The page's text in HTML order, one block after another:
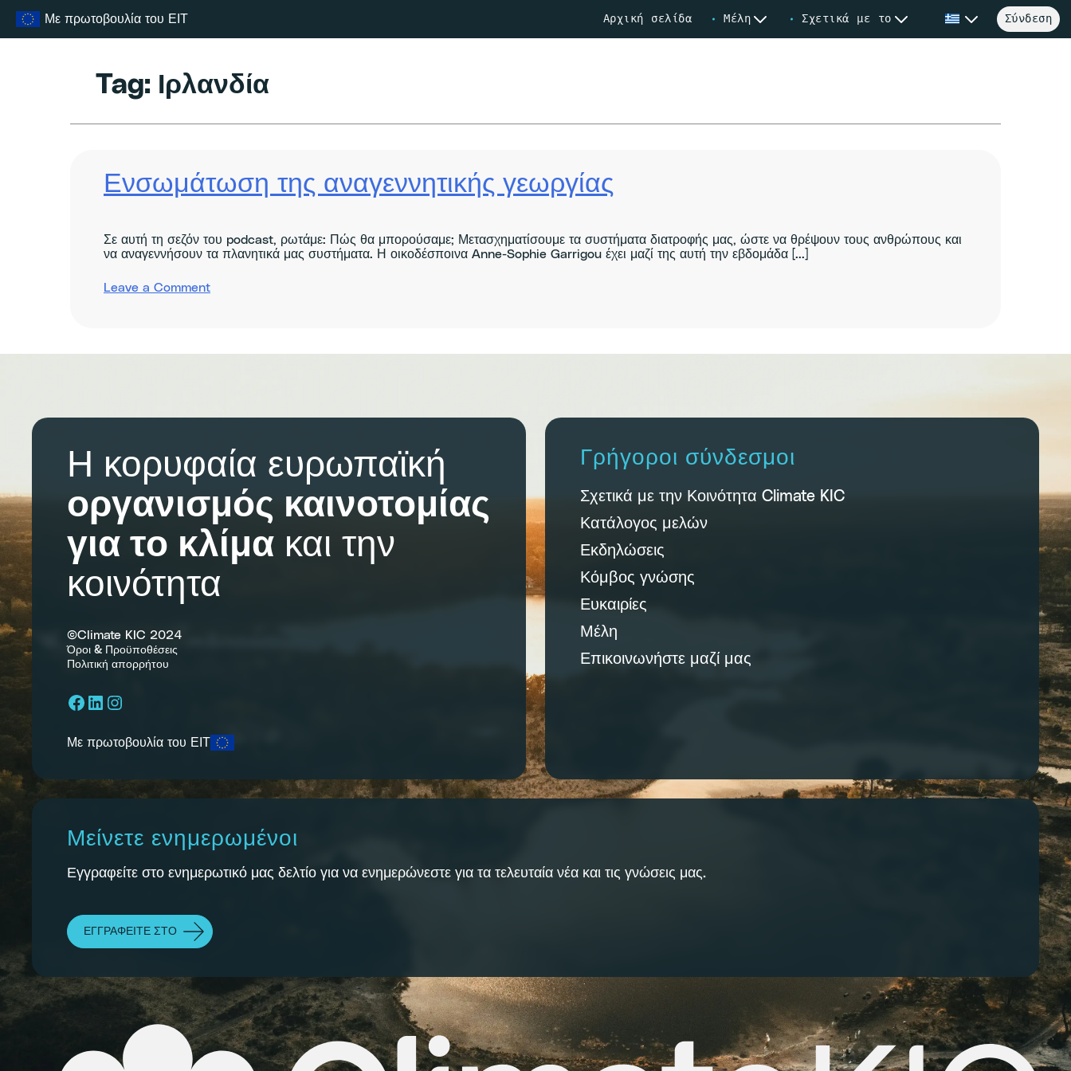
Με πρωτοβουλία του ΕΙΤ Αρχική σελίδα Μέλη Σχετικά με το Σύνδεση
Tag: Ιρλανδία
Ενσωμάτωση της αναγεννητικής γεωργίας
Σε αυτή τη σεζόν του podcast, ρωτάμε: Πώς θα μπορούσαμε; Μετασχηματίσουμε τα συστήματα διατροφής μας, ώστε να θρέψουν τους ανθρώπους και
να αναγεννήσουν τα πλανητικά μας συστήματα. Η οικοδέσποινα Anne-Sophie Garrigou έχει μαζί της αυτή την εβδομάδα [...]
Leave a Commenton
Η κορυφαία ευρωπαϊκή
οργανισμός καινοτομίας
για το κλίμα και την
κοινότητα
©Climate KIC 2024
Όροι & Προϋποθέσεις
Πολιτική απορρήτου
Facebook
LinkedIn
Instagram
Με πρωτοβουλία του ΕΙΤ
Γρήγοροι σύνδεσμοι
Σχετικά με την Κοινότητα Climate KIC
Κατάλογος μελών
Εκδηλώσεις
Κόμβος γνώσης
Ευκαιρίες
Μέλη
Επικοινωνήστε μαζί μας
Μείνετε ενημερωμένοι
Εγγραφείτε στο ενημερωτικό μας δελτίο για να ενημερώνεστε για τα τελευταία νέα και τις γνώσεις μας.
ΕΓΓΡΑΦΕΊΤΕ ΣΤΟ